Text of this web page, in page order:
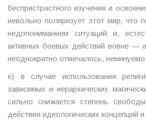
беспристрастного изучения и
невольно поляризует этот мир, что
недопониманием ситуаций и,
активных боевых действий вовне —
неоднократно отмечалось,
е) в случае использования
зависимых и иерархических
сильно снижается степень
действия идеологических концепций